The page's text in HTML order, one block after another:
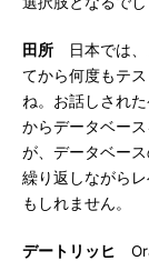
田所 日本では、
てから何度もテ
ね。お話しされ
からデータベー
が、データベー
繰り返しながら
もしれません。
デートリッヒ